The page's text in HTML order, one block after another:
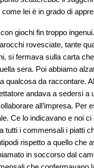
lei è in grado di
giochi fin troppo
rovesciate, tante
si fermava sulla carta
sera. Poi abbiamo
qualcosa da raccontare.
andava a sedersi a
all’impresa. Per
Ce lo indicavano e noi
i commensali i piatti
rispetto a quello che
in soccorso dal